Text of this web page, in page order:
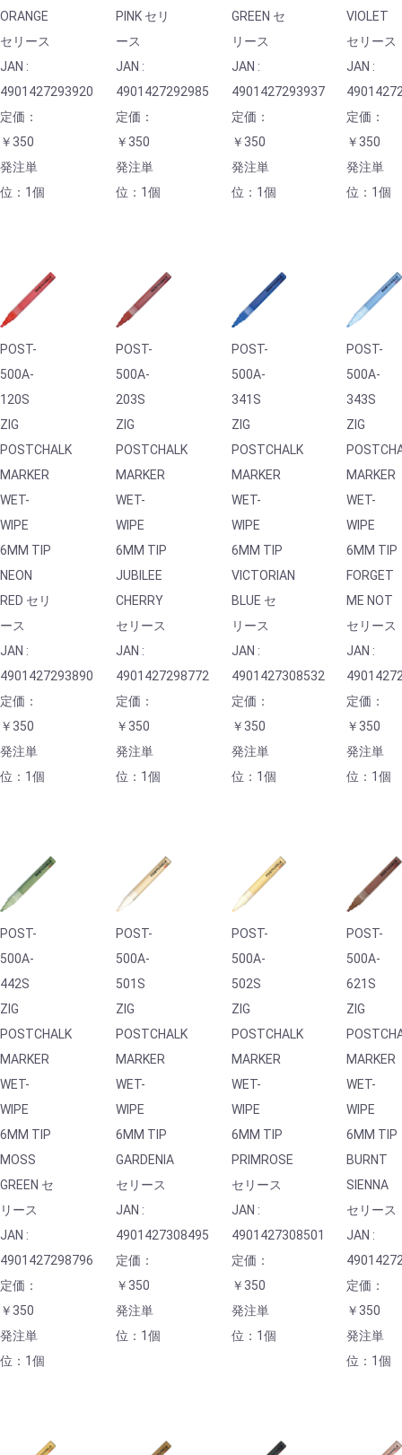
ORANGE
セリース
JAN :
4901427293920
定価：
￥350
発注単
位：1個
PINK セリ
ース
JAN :
4901427292985
定価：
￥350
発注単
位：1個
GREEN セ
リース
JAN :
4901427293937
定価：
￥350
発注単
位：1個
VIOLET
セリース
JAN :
定価：
￥350
発注単
位：1個
POST-
500A-
120S
ZIG
POSTCHALK
MARKER
WET-
WIPE
6MM TIP
NEON
RED セリ
ース
JAN :
4901427293890
定価：
￥350
発注単
位：1個
POST-
500A-
203S
ZIG
POSTCHALK
MARKER
WET-
WIPE
6MM TIP
JUBILEE
CHERRY
セリース
JAN :
4901427298772
定価：
￥350
発注単
位：1個
POST-
500A-
341S
ZIG
POSTCHALK
MARKER
WET-
WIPE
6MM TIP
VICTORIAN
BLUE セ
リース
JAN :
4901427308532
定価：
￥350
発注単
位：1個
POST-
500A-
343S
ZIG
MARKER
WET-
WIPE
6MM TIP
FORGET
ME NOT
セリース
JAN :
定価：
￥350
発注単
位：1個
POST-
500A-
442S
ZIG
POSTCHALK
MARKER
WET-
WIPE
6MM TIP
MOSS
GREEN セ
リース
JAN :
4901427298796
定価：
￥350
発注単
位：1個
POST-
500A-
501S
ZIG
POSTCHALK
MARKER
WET-
WIPE
6MM TIP
GARDENIA
セリース
JAN :
4901427308495
定価：
￥350
発注単
位：1個
POST-
500A-
502S
ZIG
POSTCHALK
MARKER
WET-
WIPE
6MM TIP
PRIMROSE
セリース
JAN :
4901427308501
定価：
￥350
発注単
位：1個
POST-
500A-
621S
ZIG
MARKER
WET-
WIPE
6MM TIP
BURNT
SIENNA
セリース
JAN :
定価：
￥350
発注単
位：1個